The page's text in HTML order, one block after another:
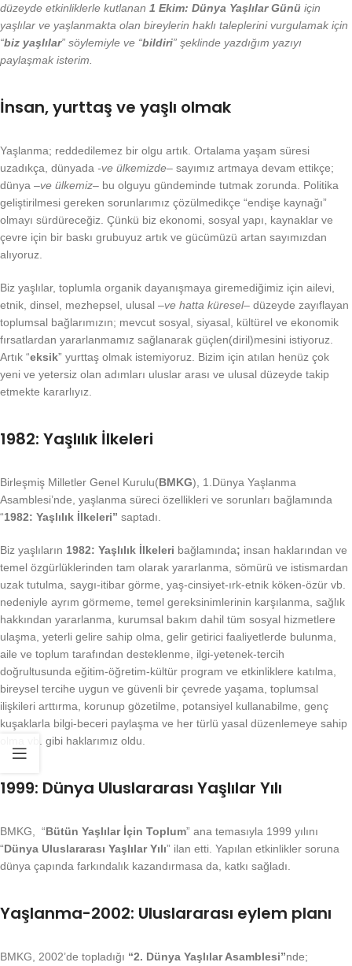
düzeyde etkinliklerle kutlanan 1 Ekim: Dünya Yaşlılar Günü için
yaşlılar ve yaşlanmakta olan bireylerin haklı taleplerini vurgulamak için
“biz yaşlılar” söylemiyle ve “bildiri” şeklinde yazdığım yazıyı
paylaşmak isterim.
İnsan, yurttaş ve yaşlı olmak
Yaşlanma; reddedilemez bir olgu artık. Ortalama yaşam süresi
uzadıkça, dünyada -ve ülkemizde– sayımız artmaya devam ettikçe;
dünya –ve ülkemiz– bu olguyu gündeminde tutmak zorunda. Politika
geliştirilmesi gereken sorunlarımız çözülmedikçe “endişe kaynağı”
olmayı sürdüreceğiz. Çünkü biz ekonomi, sosyal yapı, kaynaklar ve
çevre için bir baskı grubuyuz artık ve gücümüzü artan sayımızdan
alıyoruz.
Biz yaşlılar, toplumla organik dayanışmaya giremediğimiz için ailevi,
etnik, dinsel, mezhepsel, ulusal –ve hatta küresel– düzeyde zayıflayan
toplumsal bağlarımızın; mevcut sosyal, siyasal, kültürel ve ekonomik
fırsatlardan yararlanmamız sağlanarak güçlen(diril)mesini istiyoruz.
Artık “eksik” yurttaş olmak istemiyoruz. Bizim için atılan henüz çok
yeni ve yetersiz olan adımları uluslar arası ve ulusal düzeyde takip
etmekte kararlıyız.
1982: Yaşlılık İlkeleri
Birleşmiş Milletler Genel Kurulu(BMKG), 1.Dünya Yaşlanma
Asamblesi’nde, yaşlanma süreci özellikleri ve sorunları bağlamında
“1982: Yaşlılık İlkeleri” saptadı.
Biz yaşlıların 1982: Yaşlılık İlkeleri bağlamında; insan haklarından ve
temel özgürlüklerinden tam olarak yararlanma, sömürü ve istismardan
uzak tutulma, saygı-itibar görme, yaş-cinsiyet-ırk-etnik köken-özür vb.
nedeniyle ayrım görmeme, temel gereksinimlerinin karşılanma, sağlık
hakkından yararlanma, kurumsal bakım dahil tüm sosyal hizmetlere
ulaşma, yeterli gelire sahip olma, gelir getirici faaliyetlerde bulunma,
aile ve toplum tarafından desteklenme, ilgi-yetenek-tercih
doğrultusunda eğitim-öğretim-kültür program ve etkinliklere katılma,
bireysel tercihe uygun ve güvenli bir çevrede yaşama, toplumsal
ilişkileri arttırma, korunup gözetilme, potansiyel kullanabilme, genç
kuşaklarla bilgi-beceri paylaşma ve her türlü yasal düzenlemeye sahip
olma vb. gibi haklarımız oldu.
1999: Dünya Uluslararası Yaşlılar Yılı
BMKG, “Bütün Yaşlılar İçin Toplum” ana temasıyla 1999 yılını
“Dünya Uluslararası Yaşlılar Yılı” ilan etti. Yapılan etkinlikler soruna
dünya çapında farkındalık kazandırmasa da, katkı sağladı.
Yaşlanma-2002: Uluslararası eylem planı
BMKG, 2002’de topladığı “2. Dünya Yaşlılar Asamblesi”nde;